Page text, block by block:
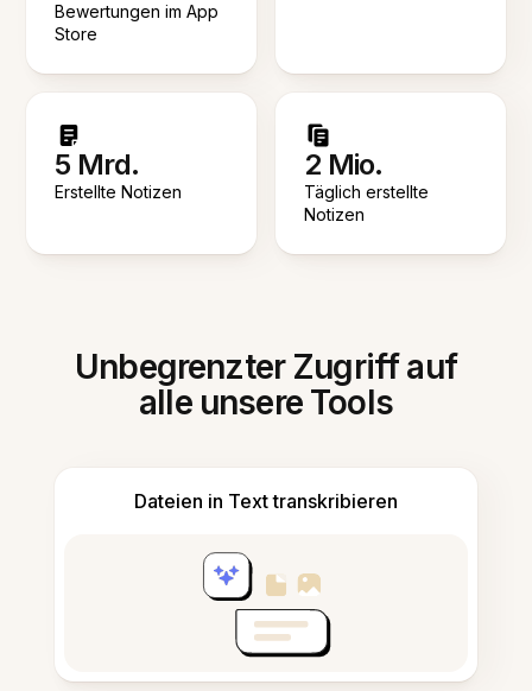
Bewertungen im App
Store
5 Mrd.
Erstellte Notizen
2 Mio.
Täglich erstellte
Notizen
Unbegrenzter Zugriff auf
alle unsere Tools
Dateien in Text transkribieren